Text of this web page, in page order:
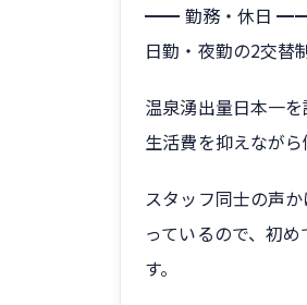
━━ 勤務・休日
日勤・夜勤の2交替
温泉湧出量日本一
生活費を抑えなが
スタッフ同士の声
っているので、初
す。